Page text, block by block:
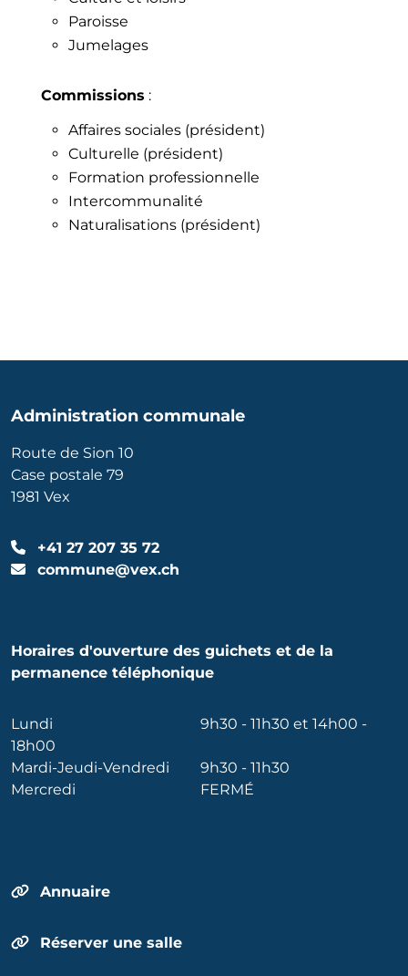
Paroisse
Jumelages
Commissions :
Affaires sociales (président)
Culturelle (président)
Formation professionnelle
Intercommunalité
Naturalisations (président)
Administration communale
Route de Sion 10
Case postale 79
1981 Vex
+41 27 207 35 72
commune@vex.ch
Horaires d'ouverture des guichets et de la
permanence téléphonique
Lundi
9h30 - 11h30 et 14h00 -
18h00
Mardi-Jeudi-Vendredi
9h30 - 11h30
Mercredi
FERMÉ
Annuaire
Réserver une salle